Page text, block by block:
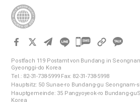
카
공
Postfach 119 Postamt von Bundang in
Gyeonggi-do Korea
Tel.: 82-31-738-5999 Fax: 82-31-738-5998
Hauptsitz: 50 Sunae-ro Bundang-gu Seongnam-
Hauptgemeinde: 35 Pangyoyeok-ro Bundang-
Korea